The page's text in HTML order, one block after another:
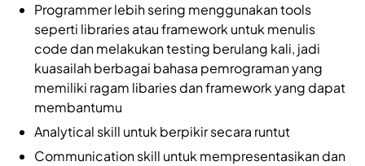
Programmer lebih sering menggunakan tools
seperti libraries atau framework untuk menulis
code dan melakukan testing berulang kali, jadi
kuasailah berbagai bahasa pemrograman yang
memiliki ragam libaries dan framework yang dapat
membantumu
Analytical skill untuk berpikir secara runtut
Communication skill untuk mempresentasikan dan